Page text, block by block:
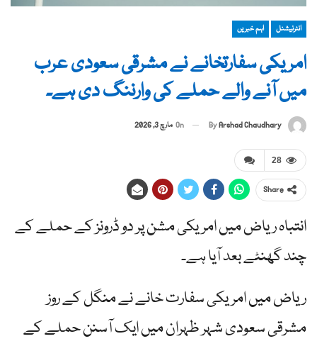
انٹرنیشنل اہم خبریں
امریکی سفارتخانے نے مشرقی سعودی عرب
میں آنے والے حملے کی وارننگ دی ہے۔
ByArshad Chaudhary
On مارچ 3, 2026
28
Share
انتباہ ریاض میں امریکی مشن پر دو ڈرونز کے حملے کے
چند گھنٹے بعد آیا ہے۔
ریاض میں امریکی سفارت خانے نے منگل کے روز
مشرقی سعودی شہر ظہران میں ایک آسنن حملے کے